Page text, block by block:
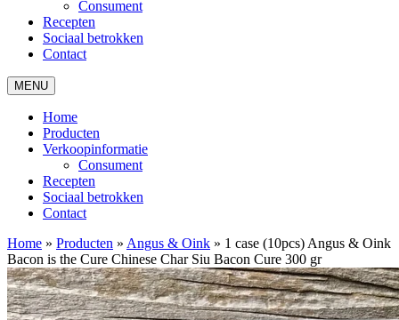
Consument
Recepten
Sociaal betrokken
Contact
MENU
Home
Producten
Verkoopinformatie
Consument
Recepten
Sociaal betrokken
Contact
Home » Producten » Angus & Oink » 1 case (10pcs) Angus & Oink
Bacon is the Cure Chinese Char Siu Bacon Cure 300 gr